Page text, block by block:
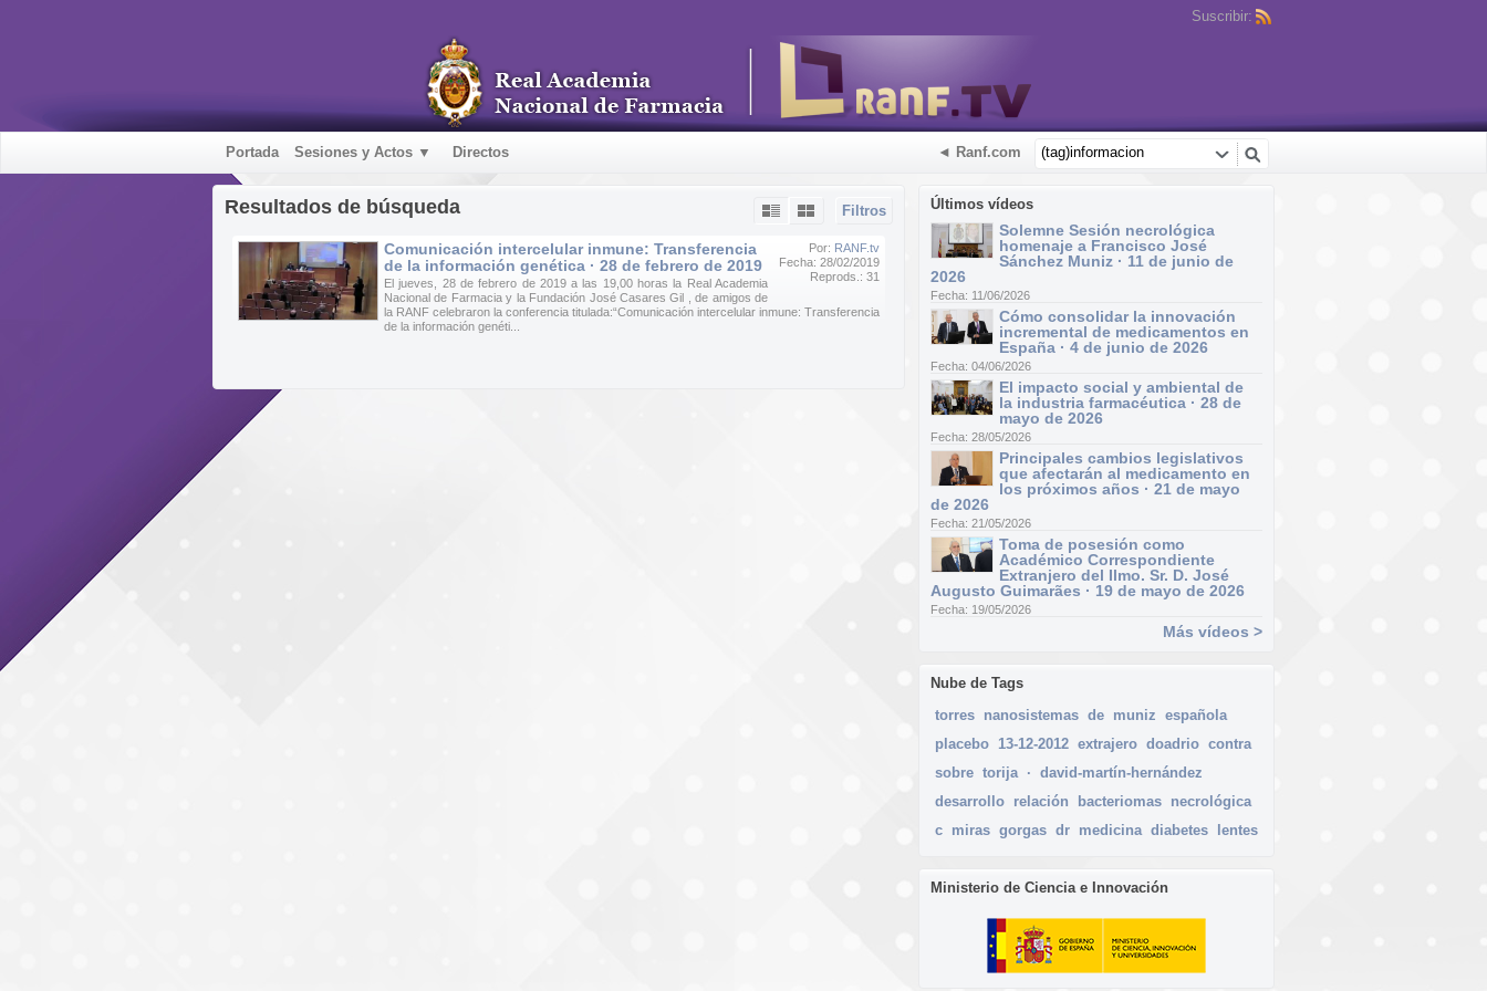
Suscribir:
Portada Sesiones y Actos ▼ Directos ◄ Ranf.com
Últimos vídeos
Solemne Sesión necrológica
homenaje a Francisco José
Sánchez Muniz · 11 de junio de
2026
Fecha: 11/06/2026
Cómo consolidar la innovación
incremental de medicamentos en
España · 4 de junio de 2026
Fecha: 04/06/2026
El impacto social y ambiental de
la industria farmacéutica · 28 de
mayo de 2026
Fecha: 28/05/2026
Principales cambios legislativos
que afectarán al medicamento en
los próximos años · 21 de mayo
de 2026
Fecha: 21/05/2026
Toma de posesión como
Académico Correspondiente
Extranjero del Ilmo. Sr. D. José
Augusto Guimarães · 19 de mayo de 2026
Fecha: 19/05/2026
Más vídeos >
Nube de Tags
torres nanosistemas de muniz española
placebo 13-12-2012 extrajero doadrio contra
sobre torija · david-martín-hernández
desarrollo relación bacteriomas necrológica
c miras gorgas dr medicina diabetes lentes
Ministerio de Ciencia e Innovación
Filtros
Resultados de búsqueda
Por: RANF.tv
Fecha: 28/02/2019
Reprods.: 31
Comunicación intercelular inmune: Transferencia
de la información genética · 28 de febrero de 2019
El jueves, 28 de febrero de 2019 a las 19,00 horas la Real Academia
Nacional de Farmacia y la Fundación José Casares Gil , de amigos de
la RANF celebraron la conferencia titulada:“Comunicación intercelular inmune: Transferencia
de la información genéti...